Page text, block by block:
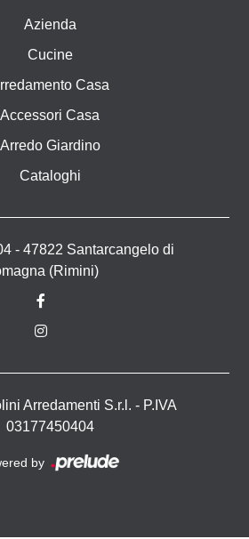
Azienda
Cucine
Casa
Accessori Casa
Arredo Giardino
Cataloghi
- 47822 Santarcangelo di
(Rimini)
Arredamenti S.r.l. - P.IVA
03177450404
by